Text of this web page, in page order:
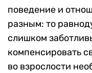
поведение и
разным: то
слишком
компенсировать
во взрослости